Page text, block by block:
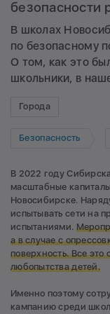
безопасности
В школах
по безопасному
О том, как это
школьники, в
Города
Безопасность
В 2022 году
масштабные
Новосибирске.
испытывать сети на
испытаниями.
а в случае с
поверхность. Все
любопытства детей.
Именно поэтому
кампанию среди